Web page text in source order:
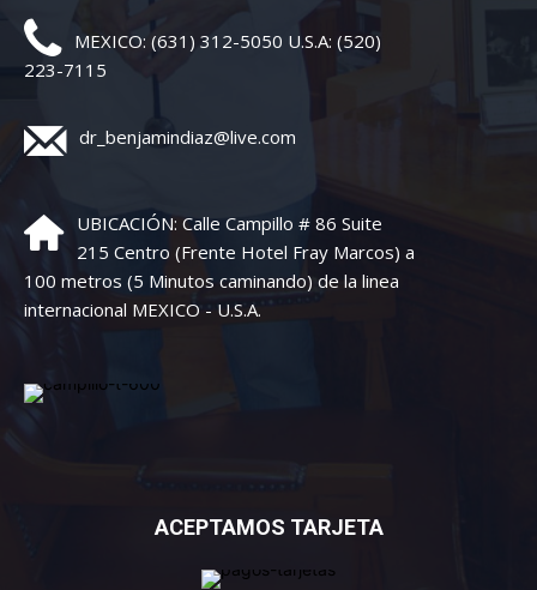
MEXICO: (631) 312-5050 U.S.A: (520)
223-7115
dr_benjamindiaz@live.com
UBICACIÓN: Calle Campillo # 86 Suite
215 Centro (Frente Hotel Fray Marcos) a
100 metros (5 Minutos caminando) de la linea
internacional MEXICO - U.S.A.
ACEPTAMOS TARJETA